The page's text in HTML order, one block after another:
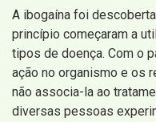
A ibogaína foi
princípio começaram a
tipos de doença. Com o
ação no organismo e os
não associa-la ao
diversas pessoas